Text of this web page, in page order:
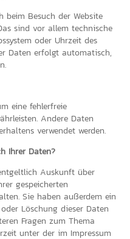
beim Besuch der Website
sind vor allem technische
oder Uhrzeit des
Daten erfolgt automatisch,
eine fehlerfreie
Andere Daten
verwendet werden.
Ihrer Daten?
Auskunft über
gespeicherten
Sie haben außerdem ein
Löschung dieser Daten
Fragen zum Thema
unter der im Impressum